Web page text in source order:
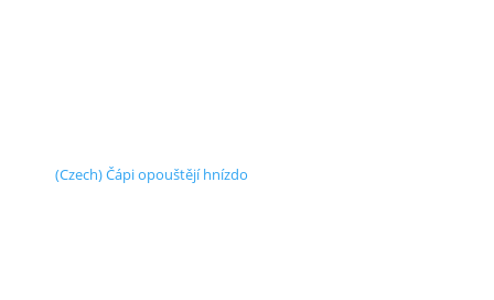
(Czech) Čápi opouštějí hnízdo